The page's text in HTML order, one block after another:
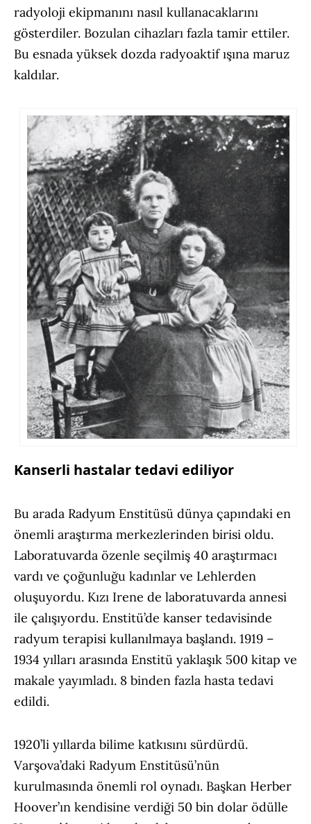
radyoloji ekipmanını nasıl kullanacaklarını
gösterdiler. Bozulan cihazları fazla tamir ettiler.
Bu esnada yüksek dozda radyoaktif ışına maruz
kaldılar.
Kanserli hastalar tedavi ediliyor
Bu arada Radyum Enstitüsü dünya çapındaki en
önemli araştırma merkezlerinden birisi oldu.
Laboratuvarda özenle seçilmiş 40 araştırmacı
vardı ve çoğunluğu kadınlar ve Lehlerden
oluşuyordu. Kızı Irene de laboratuvarda annesi
ile çalışıyordu. Enstitü’de kanser tedavisinde
radyum terapisi kullanılmaya başlandı. 1919 –
1934 yılları arasında Enstitü yaklaşık 500 kitap ve
makale yayımladı. 8 binden fazla hasta tedavi
edildi.
1920’li yıllarda bilime katkısını sürdürdü.
Varşova’daki Radyum Enstitüsü’nün
kurulmasında önemli rol oynadı. Başkan Herber
Hoover’ın kendisine verdiği 50 bin dolar ödülle